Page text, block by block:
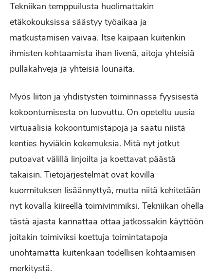
Tekniikan temppuilusta huolimattakin
etäkokouksissa säästyy työaikaa ja
matkustamisen vaivaa. Itse kaipaan kuitenkin
ihmisten kohtaamista ihan livenä, aitoja yhteisiä
pullakahveja ja yhteisiä lounaita.
Myös liiton ja yhdistysten toiminnassa fyysisestä
kokoontumisesta on luovuttu. On opeteltu uusia
virtuaalisia kokoontumistapoja ja saatu niistä
kenties hyviäkin kokemuksia. Mitä nyt jotkut
putoavat välillä linjoilta ja koettavat päästä
takaisin. Tietojärjestelmät ovat kovilla
kuormituksen lisäännyttyä, mutta niitä kehitetään
nyt kovalla kiireellä toimivimmiksi. Tekniikan ohella
tästä ajasta kannattaa ottaa jatkossakin käyttöön
joitakin toimiviksi koettuja toimintatapoja
unohtamatta kuitenkaan todellisen kohtaamisen
merkitystä.